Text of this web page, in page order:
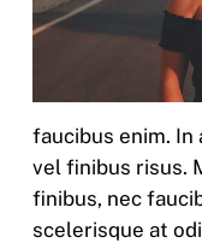
faucibus enim. In
vel finibus risus.
finibus, nec
scelerisque at